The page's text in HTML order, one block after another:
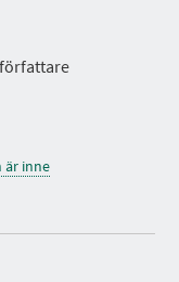
är inne